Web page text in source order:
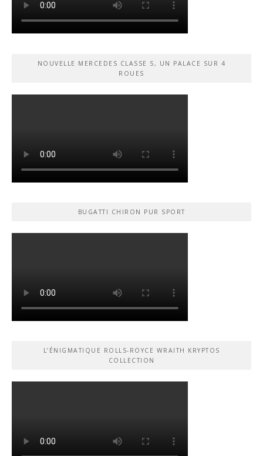
NOUVELLE MERCEDES CLASSE S, UN PALACE SUR 4
ROUES
BUGATTI CHIRON PUR SPORT
L’ÉNIGMATIQUE ROLLS-ROYCE WRAITH KRYPTOS
COLLECTION